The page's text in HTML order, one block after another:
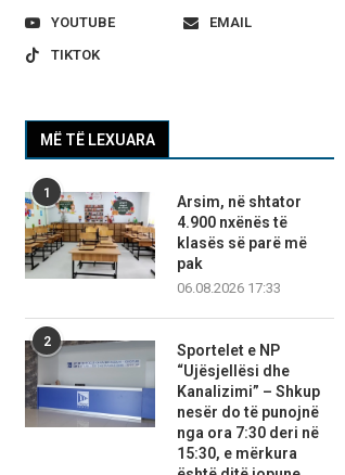
YOUTUBE
EMAIL
TIKTOK
MË TË LEXUARA
1
Arsim, në shtator
4.900 nxënës të
klasës së parë më
pak
06.08.2026 17:33
2
Sportelet e NP
“Ujësjellësi dhe
Kanalizimi” – Shkup
nesër do të punojnë
nga ora 7:30 deri në
15:30, e mërkura